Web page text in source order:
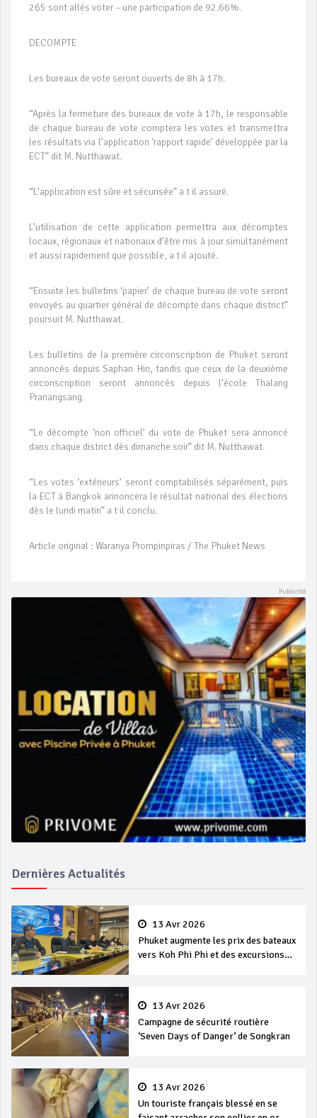
265 sont allés voter – une participation de 92.66%.
DECOMPTE
Les bureaux de vote seront ouverts de 8h à 17h.
“Après la fermeture des bureaux de vote à 17h, le responsable
de chaque bureau de vote comptera les votes et transmettra
les résultats via l’application ‘rapport rapide’ développée par la
ECT” dit M. Nutthawat.
“L’application est sûre et sécurisée” a t il assuré.
L’utilisation de cette application permettra aux décomptes
locaux, régionaux et nationaux d’être mis à jour simultanément
et aussi rapidement que possible, a t il ajouté.
“Ensuite les bulletins ‘papier’ de chaque bureau de vote seront
envoyés au quartier général de décompte dans chaque district”
poursuit M. Nutthawat.
Les bulletins de la première circonscription de Phuket seront
annoncés depuis Saphan Hin, tandis que ceux de la deuxième
circonscription seront annoncés depuis l’école Thalang
Pranangsang.
“Le décompte ‘non officiel’ du vote de Phuket sera annoncé
dans chaque district dès dimanche soir” dit M. Nutthawat.
“Les votes ‘extérieurs’ seront comptabilisés séparément, puis
la ECT à Bangkok annoncera le résultat national des élections
dès le lundi matin” a t il conclu.
Article original : Waranya Prompinpiras / The Phuket News
Dernières Actualités
13 Avr 2026
Phuket augmente les prix des bateaux
vers Koh Phi Phi et des excursions
13 Avr 2026
Campagne de sécurité routière
‘Seven Days of Danger’ de Songkran
13 Avr 2026
Un touriste français blessé en se